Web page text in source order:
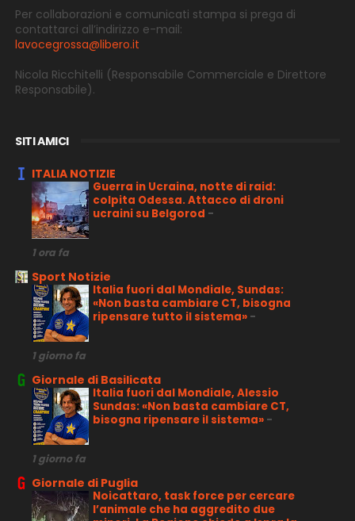
Per collaborazioni e comunicati stampa si prega di
contattarci all’indirizzo e-mail:
lavocegrossa@libero.it
Nicola Ricchitelli (Responsabile Commerciale e Direttore
Responsabile).
SITI AMICI
ITALIA NOTIZIE
Guerra in Ucraina, notte di raid:
colpita Odessa. Attacco di droni
ucraini su Belgorod -
1 ora fa
Sport Notizie
Italia fuori dal Mondiale, Sundas:
«Non basta cambiare CT, bisogna
ripensare tutto il sistema» -
1 giorno fa
Giornale di Basilicata
Italia fuori dal Mondiale, Alessio
Sundas: «Non basta cambiare CT,
bisogna ripensare il sistema» -
1 giorno fa
Giornale di Puglia
Noicattaro, task force per cercare
l’animale che ha aggredito due